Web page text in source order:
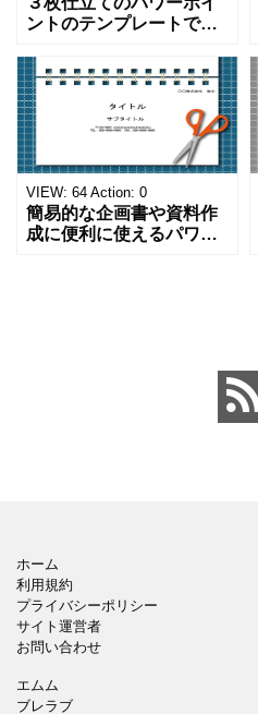
ントのテンプレートで
ペンのワンポイントイラ
ストが描かれています。
ご案内やお知らせなど簡
単な資料を時短で作成で
きる便利なフォーマット
になります。 文房具好き
の方、掲示ポスターを作
成をされたい方におす
VIEW: 64 Action: 0
簡易的な企画書や資料作
成に便利に使えるパワー
ホーム
利用規約
プライバシーポリシー
サイト運営者
お問い合わせ
エムム
ブレラブ